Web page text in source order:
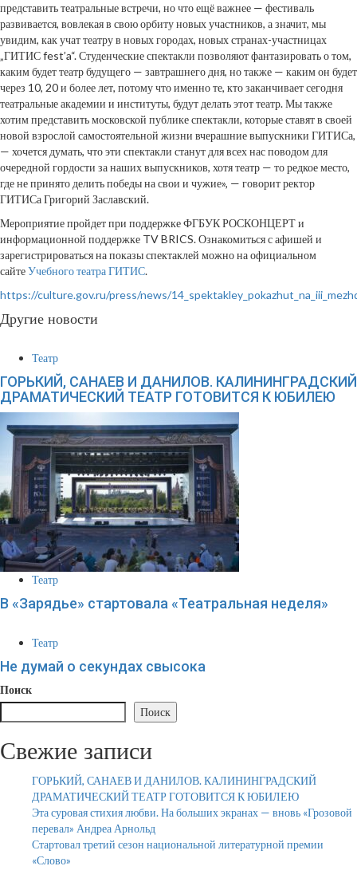
представить театральные встречи, но что ещё важнее — фестиваль
развивается, вовлекая в свою орбиту новых участников, а значит, мы
увидим, как учат театру в новых городах, новых странах-участницах
„ГИТИС fest’a“. Студенческие спектакли позволяют фантазировать о том,
каким будет театр будущего — завтрашнего дня, но также — каким он будет
через 10, 20 и более лет, потому что именно те, кто заканчивает сегодня
театральные академии и институты, будут делать этот театр. Мы также
хотим представить московской публике спектакли, которые ставят в своей
новой взрослой самостоятельной жизни вчерашние выпускники ГИТИСа,
— хочется думать, что эти спектакли станут для всех нас поводом для
очередной гордости за наших выпускников, хотя театр — то редкое место,
где не принято делить победы на свои и чужие», — говорит ректор
ГИТИСа Григорий Заславский.
Мероприятие пройдет при поддержке ФГБУК РОСКОНЦЕРТ и
информационной поддержке TV BRICS. Ознакомиться с афишей и
зарегистрироваться на показы спектаклей можно на официальном
сайтеУчебного театра ГИТИС.
https://culture.gov.ru/press/news/
Другие новости
Театр
ГОРЬКИЙ, САНАЕВ И ДАНИЛОВ. КАЛИНИНГРАДСКИЙ
ДРАМАТИЧЕСКИЙ ТЕАТР ГОТОВИТСЯ К ЮБИЛЕЮ
Театр
В «Зарядье» стартовала «Театральная неделя»
Театр
Не думай о секундах свысока
Поиск
Поиск
Свежие записи
ГОРЬКИЙ, САНАЕВ И ДАНИЛОВ. КАЛИНИНГРАДСКИЙ
ДРАМАТИЧЕСКИЙ ТЕАТР ГОТОВИТСЯ К ЮБИЛЕЮ
Эта суровая стихия любви. На больших экранах — вновь «Грозовой
перевал» Андреа Арнольд
Стартовал третий сезон национальной литературной премии
«Слово»